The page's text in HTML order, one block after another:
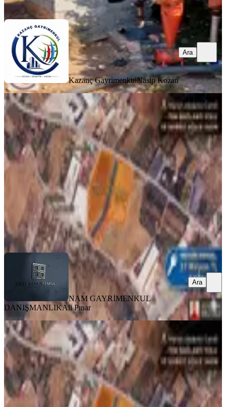
Ara
Kazanç GayrimenkulNasip Kozan
Ara
Mersin Akdeniz Camili'de Stratejik
Yatırım Fırsatı
Akdeniz, Camili Mahallesi
5392 m²· 6.862/m²· 27.04.2026
37.000.000 ₺
NAM GAYRİMENKUL DANIŞMANLIK Ali Pınar
Ara
NAM GAYRİMENKUL
DANIŞMANLIKAli Pınar
Ara
Mersin Akdeniz Camilide Stratejik
Konumlu Yatırım Fırsatı
Akdeniz, Camili Mahallesi
5392 m²·6.491/m² 14.05.2026
35.000.000 ₺